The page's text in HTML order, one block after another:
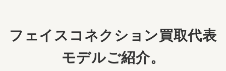
フェイスコネクション買取代表
モデルご紹介。